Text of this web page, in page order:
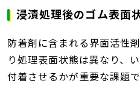
浸漬処理後のゴム表面
防着剤に含まれる界面活性
り処理表面状態は異なり、
付着させるかが重要な課題で